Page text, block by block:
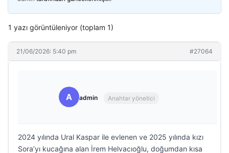
1 yazı görüntüleniyor (toplam 1)
21/06/2026: 5:40 pm #27064
A admin Anahtar yönetici
2024 yılında Ural Kaspar ile evlenen ve 2025 yılında kızı
Sora’yı kucağına alan İrem Helvacıoğlu, doğumdan kısa